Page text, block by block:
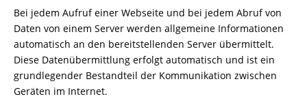
Bei jedem Aufruf einer Webseite und bei jedem Abruf von
Daten von einem Server werden allgemeine Informationen
automatisch an den bereitstellenden Server übermittelt.
Diese Datenübermittlung erfolgt automatisch und ist ein
grundlegender Bestandteil der Kommunikation zwischen
Geräten im Internet.